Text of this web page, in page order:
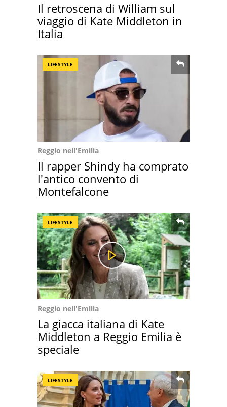
Il retroscena di William sul
viaggio di Kate Middleton in
Italia
LIFESTYLE
Reggio nell'Emilia
Il rapper Shindy ha comprato
l'antico convento di
Montefalcone
LIFESTYLE
Reggio nell'Emilia
La giacca italiana di Kate
Middleton a Reggio Emilia è
speciale
LIFESTYLE